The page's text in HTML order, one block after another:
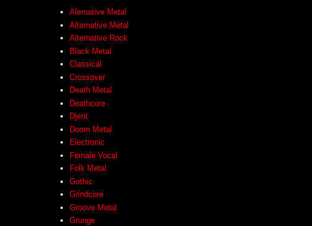
Alernative Metal
Alternative Metal
Alternative Rock
Black Metal
Classical
Crossover
Death Metal
Deathcore
Djent
Doom Metal
Electronic
Female Vocal
Folk Metal
Gothic
Grindcore
Groove Metal
Grunge